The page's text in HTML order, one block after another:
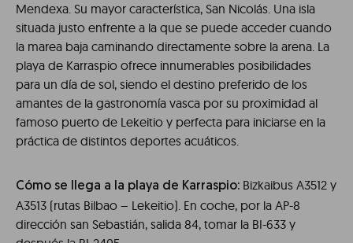
Mendexa. Su mayor característica, San Nicolás. Una isla
situada justo enfrente a la que se puede acceder cuando
la marea baja caminando directamente sobre la arena. La
playa de Karraspio ofrece innumerables posibilidades
para un día de sol, siendo el destino preferido de los
amantes de la gastronomía vasca por su proximidad al
famoso puerto de Lekeitio y perfecta para iniciarse en la
práctica de distintos deportes acuáticos.
Cómo se llega a la playa de Karraspio: Bizkaibus A3512 y
A3513 (rutas Bilbao – Lekeitio). En coche, por la AP-8
dirección san Sebastián, salida 84, tomar la BI-633 y